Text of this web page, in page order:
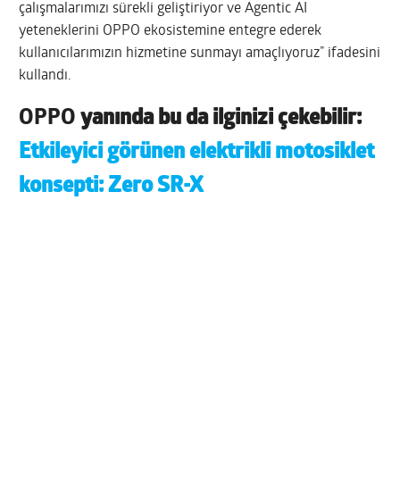
çalışmalarımızı sürekli geliştiriyor ve Agentic AI
yeteneklerini OPPO ekosistemine entegre ederek
kullanıcılarımızın hizmetine sunmayı amaçlıyoruz” ifadesini
kullandı.
OPPOyanında bu da ilginizi çekebilir:
Etkileyici görünen elektrikli motosiklet
konsepti: Zero SR-X